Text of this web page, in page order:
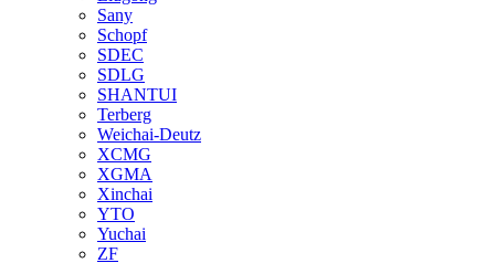
Sany
Schopf
SDEC
SDLG
SHANTUI
Terberg
Weichai-Deutz
XCMG
XGMA
Xinchai
YTO
Yuchai
ZF